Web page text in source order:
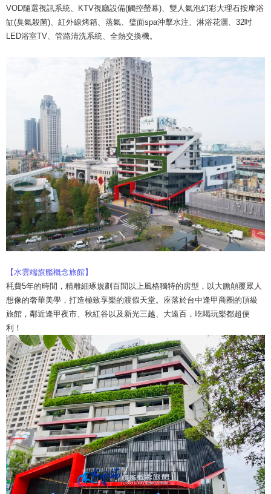
VOD隨選視訊系統、KTV視廳設備(觸控螢幕)、雙人氣泡幻彩大理石按摩浴
缸(臭氣殺菌)、紅外線烤箱、蒸氣、璧面spa沖擊水注、淋浴花灑、32吋
LED浴室TV、管路清洗系統、全熱交換機。
【水雲端旗艦概念旅館】
秏費5年的時間，精雕細琢規劃百間以上風格獨特的房型，以大膽顛覆眾人
想像的奢華美學，打造極致享樂的渡假天堂。座落於台中逢甲商圈的頂級
旅館，鄰近逢甲夜市、秋紅谷以及新光三越、大遠百，吃喝玩樂都超便
利！